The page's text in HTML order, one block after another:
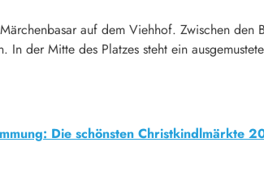
auf dem Viehhof. Zwischen den
In der Mitte des Platzes steht ein
Die schönsten Christkindlmärkte